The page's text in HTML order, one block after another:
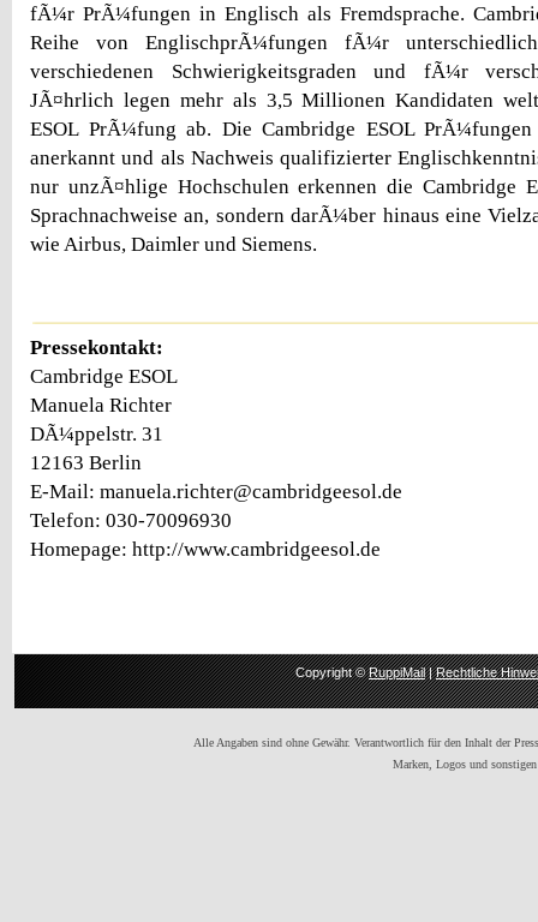
fÃ¼r PrÃ¼fungen in Englisch als Fremdsprache.
Reihe von EnglischprÃ¼fungen fÃ¼r
verschiedenen Schwierigkeitsgraden und fÃ¼r
JÃ¤hrlich legen mehr als 3,5 Millionen Kandidaten
ESOL PrÃ¼fung ab. Die Cambridge ESOL
anerkannt und als Nachweis qualifizierter
nur unzÃ¤hlige Hochschulen erkennen die Cambridge
Sprachnachweise an, sondern darÃ¼ber hinaus eine
wie Airbus, Daimler und Siemens.
Pressekontakt:
Cambridge ESOL
Manuela Richter
DÃ¼ppelstr. 31
12163 Berlin
E-Mail: manuela.richter@cambridgeesol.de
Telefon: 030-70096930
Homepage: http://www.cambridgeesol.de
Copyright ©RuppiMail|Rechtliche
Alle Angaben sind ohne Gewähr. Verantwortlich für den Inhalt der
Marken, Logos und